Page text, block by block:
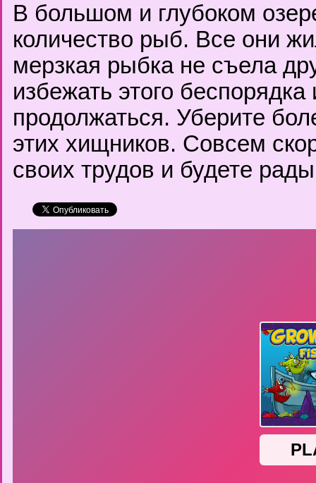
В большом и глубоком
количество рыб. Все они
мерзкая рыбка не съела
избежать этого
продолжаться. Уберите
этих хищников. Совсем
своих трудов и будете